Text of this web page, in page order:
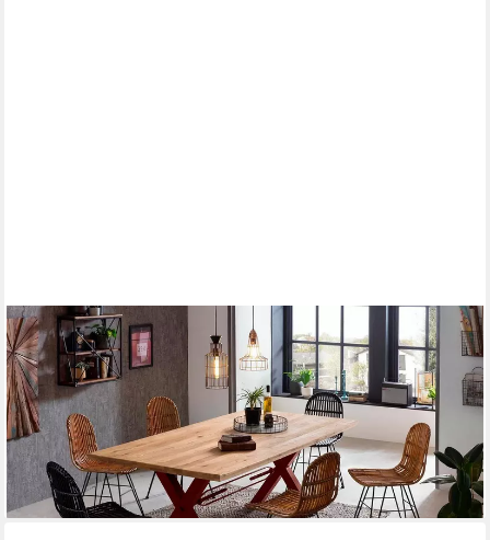
SIT
Esstisch Gent Wildeiche Massivholz mit X-Gestell aus Metall,
Industrial, Robustes X-Gestell aus Metall für hohe Stabilität
ab 978,58 €
lieferbar - in 7-9 Werktagen bei dir